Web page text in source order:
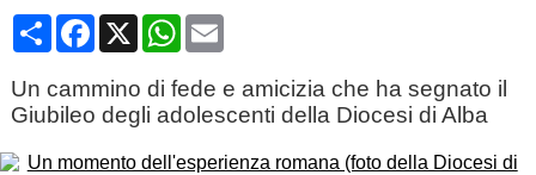
CondividiFacebook
X WhatsApp
Email
Un cammino di fede e amicizia che ha segnato il
Giubileo degli adolescenti della Diocesi di Alba